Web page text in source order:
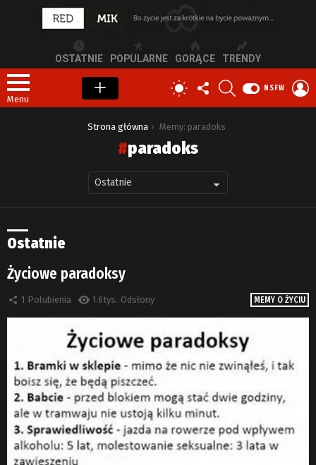
OSTATNIE POPULARNE GORĄCE TRENDY
Menu
PRZEŁĄCZ
SKÓRKĘ
OBSERWUJ
NAS
NSFW
Strona główna Memy: paradoks
paradoks
Ostatnie
MEMY O ŻYCIU
Życiowe paradoksy
1 Polubienia 1.6tys. Odsłony